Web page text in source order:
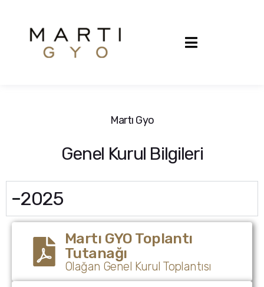
Martı Gyo
Genel Kurul Bilgileri
2025
Martı GYO Toplantı
Tutanağı
Olağan Genel Kurul Toplantısı